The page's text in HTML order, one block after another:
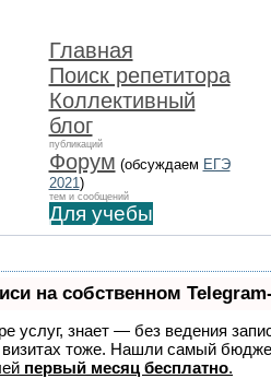
Главная
Поиск репетитора
Коллективный
блог
публикаций
Форум (обсуждаем ЕГЭ
2021)
тем и сообщений
Для учебы
на собственном
услуг, знает — без ведения
визитах тоже. Нашли самый
первый месяц бесплатно.